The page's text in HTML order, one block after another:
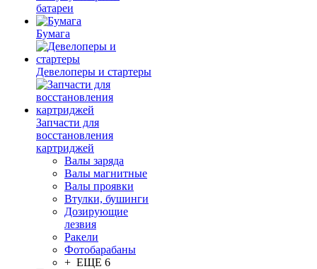
батареи
Бумага
Девелоперы и стартеры
Запчасти для
восстановления
картриджей
Валы заряда
Валы магнитные
Валы проявки
Втулки, бушинги
Дозирующие
лезвия
Ракели
Фотобарабаны
+ ЕЩЕ 6